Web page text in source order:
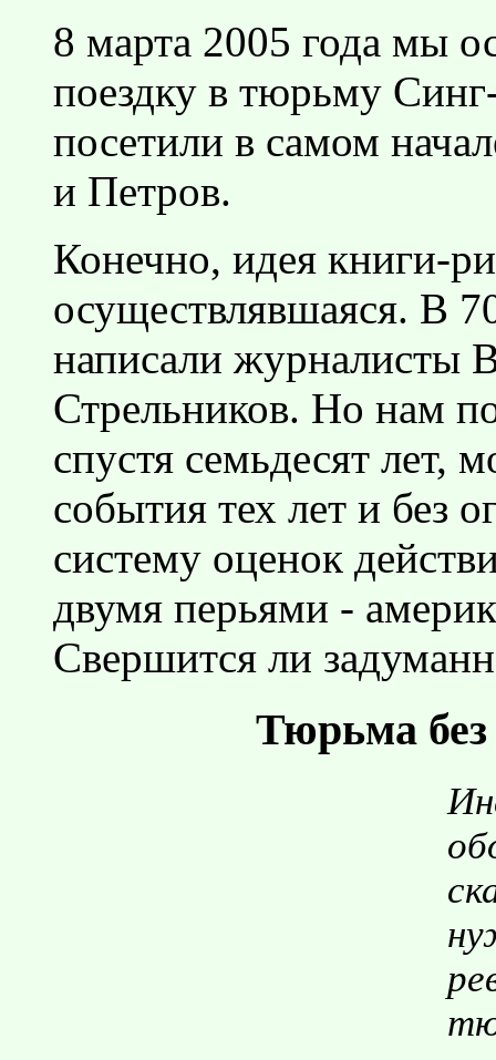
8 марта 2005 года мы
поездку в тюрьму
посетили в самом
и Петров.
Конечно, идея книги-
осуществлявшаяся. В
написали журналисты
Стрельников. Но нам
спустя семьдесят лет,
события тех лет и без
систему оценок
двумя перьями -
Свершится ли
Тюрьма без